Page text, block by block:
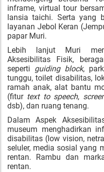
inframe, virtual tour
lansia taichi. Serta yang
layanan Jebol Keran
papar Muri.
Lebih lanjut Muri
Aksesibilitas Fisik,
seperti guiding block,
tunggu, toilet disabilitas,
ramah anak, alat bantu
(fitur text to speech,
dsb), dan ruang tenang.
Dalam Aspek
museum menghadirkan
disabilitas (low vision,
seluler, media sosial yang
rentan. Rambu dan
rentan.